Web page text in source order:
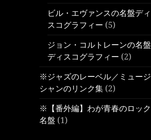
ビル・エヴァンスの名盤ディ
スコグラフィー (5)
ジョン・コルトレーンの名盤
ディスコグラフィー (2)
※ジャズのレーベル／ミュージ
シャンのリンク集 (2)
※【番外編】わが青春のロック
名盤 (1)